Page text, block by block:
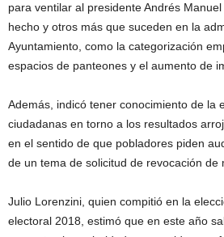
para ventilar al presidente Andrés
hecho y otros más que suceden en la
Ayuntamiento, como la categorización
espacios de panteones y el aumento de
Además, indicó tener conocimiento de la
ciudadanas en torno a los resultados
en el sentido de que pobladores piden
de un tema de solicitud de revocación de
Julio Lorenzini, quien compitió en la
electoral 2018, estimó que en este año